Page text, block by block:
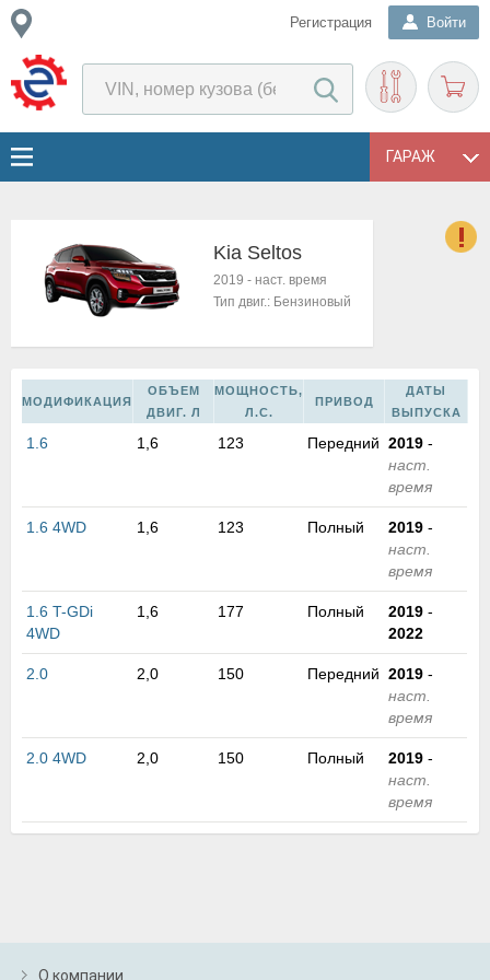
Регистрация Войти
ГАРАЖ
Kia Seltos
2019 - наст. время
Тип двиг.: Бензиновый
МОДИФИКАЦИЯ
ОБЪЕМ
ДВИГ. Л
МОЩНОСТЬ,
Л.С.
ПРИВОД
ДАТЫ
ВЫПУСКА
1.6 1,6 123 Передний 2019 -
наст.
время
1.6 4WD 1,6 123 Полный 2019 -
наст.
время
1.6 T-GDi
4WD
1,6 177 Полный 2019 -
2022
2.0 2,0 150 Передний 2019 -
наст.
время
2.0 4WD 2,0 150 Полный 2019 -
наст.
время
О компании